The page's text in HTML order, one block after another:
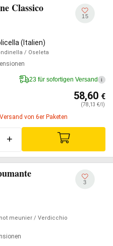
Classico
(Italien)
/ Oseleta
15
23 für sofortigen Versand i
58,60 €
(78,13 €/l)
von 6er Paketen
+
meunier / Verdicchio
3